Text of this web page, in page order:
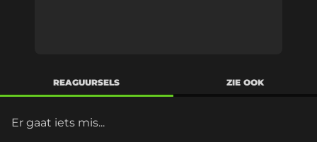
REAGUURSELS ZIE OOK
Er gaat iets mis...